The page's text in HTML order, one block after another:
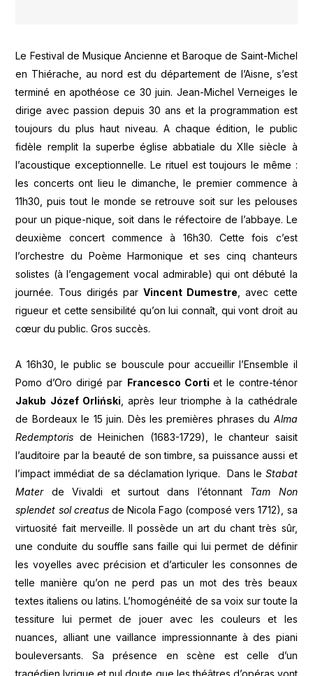
Le Festival de Musique Ancienne et Baroque de Saint-Michel
en Thiérache, au nord est du département de l’Aisne, s’est
terminé en apothéose ce 30 juin. Jean-Michel Verneiges le
dirige avec passion depuis 30 ans et la programmation est
toujours du plus haut niveau. A chaque édition, le public
fidèle remplit la superbe église abbatiale du XIIe siècle à
l’acoustique exceptionnelle. Le rituel est toujours le même :
les concerts ont lieu le dimanche, le premier commence à
11h30, puis tout le monde se retrouve soit sur les pelouses
pour un pique-nique, soit dans le réfectoire de l’abbaye. Le
deuxième concert commence à 16h30. Cette fois c’est
l’orchestre du Poème Harmonique et ses cinq chanteurs
solistes (à l’engagement vocal admirable) qui ont débuté la
journée. Tous dirigés parVincent Dumestre , avec cette
rigueur et cette sensibilité qu’on lui connaît, qui vont droit au
cœur du public. Gros succès.
A 16h30, le public se bouscule pour accueillir l’Ensemble il
Pomo d’Oro dirigé par Francesco Corti et le contre-ténor
Jakub Józef Orliński , après leur triomphe à la cathédrale
de Bordeaux le 15 juin. Dès les premières phrases du Alma
Redemptoris de Heinichen (1683-1729), le chanteur saisit
l’auditoire par la beauté de son timbre, sa puissance aussi et
l’impact immédiat de sa déclamation lyrique. Dans le Stabat
Mater de Vivaldi et surtout dans l’étonnant Tam Non
splendet sol creatus de Nicola Fago (composé vers 1712), sa
virtuosité fait merveille. Il possède un art du chant très sûr,
une conduite du souffle sans faille qui lui permet de définir
les voyelles avec précision et d’articuler les consonnes de
telle manière qu’on ne perd pas un mot des très beaux
textes italiens ou latins. L’homogénéité de sa voix sur toute la
tessiture lui permet de jouer avec les couleurs et les
nuances, alliant une vaillance impressionnante à des piani
bouleversants. Sa présence en scène est celle d’un
tragédien lyrique et nul doute que les théâtres d’opéras vont